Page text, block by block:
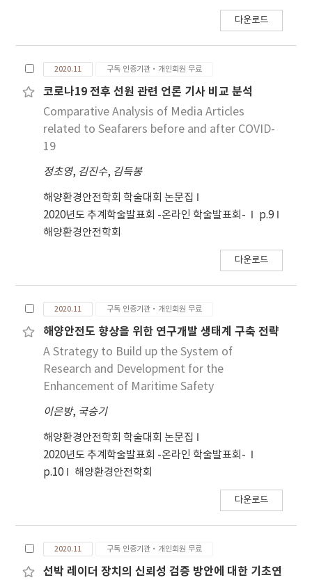
다운로드
2020.11 구독 인증기관·개인회원 무료
코로나19 전후 선원 관련 언론 기사 비교 분석
Comparative Analysis of Media Articles
related to Seafarers before and after COVID-
19
정초영, 김진수, 김득봉
해양환경안전학회 학술대회 논문집
2020년도 추계학술발표회 -온라인 학술발표회-
p.9
해양환경안전학회
다운로드
2020.11 구독 인증기관·개인회원 무료
해양안전도 향상을 위한 연구개발 생태계 구축 전략
A Strategy to Build up the System of
Research and Development for the
Enhancement of Maritime Safety
이은방, 국승기
해양환경안전학회 학술대회 논문집
2020년도 추계학술발표회 -온라인 학술발표회-
p.10
해양환경안전학회
다운로드
2020.11 구독 인증기관·개인회원 무료
선박 레이더 장치의 신뢰성 검증 방안에 대한 기초연